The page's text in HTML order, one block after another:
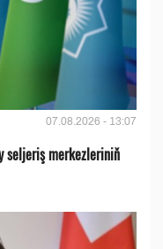
07.08.2026 - 13:07
seljeriş merkezleriniň